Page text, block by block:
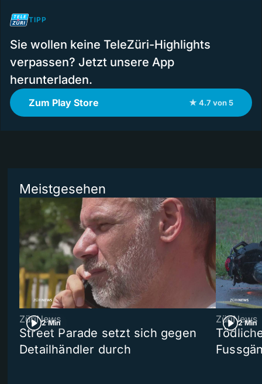
TIPP
Sie wollen keine TeleZüri-Highlights
verpassen? Jetzt unsere App
herunterladen.
Zum Play Store ★ 4.7 von 5
Meistgesehen
2 Min
ZüriNews
Street Parade setzt sich gegen
Detailhändler durch
2 Min
ZüriNews